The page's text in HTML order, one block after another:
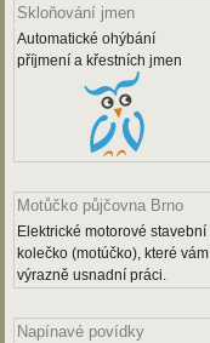
Skloňování jmen
Automatické ohýbání
příjmení a křestních jmen
Motůčko půjčovna Brno
Elektrické motorové stavební
kolečko (motúčko), které vám
výrazně usnadní práci.
Napínavé povídky